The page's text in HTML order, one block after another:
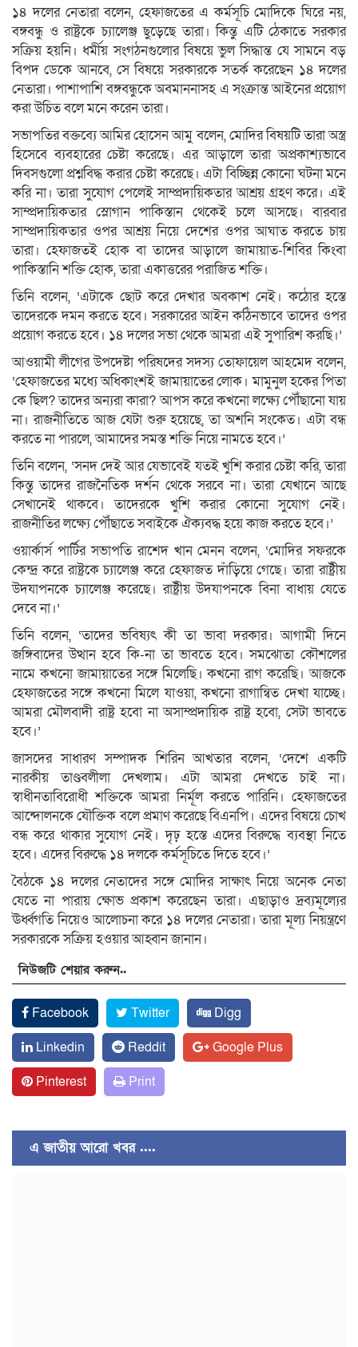
১৪ দলের নেতারা বলেন, হেফাজতের এ কর্মসূচি মোদিকে ঘিরে নয়,
বঙ্গবন্ধু ও রাষ্ট্রকে চ্যালেঞ্জ ছুড়েছে তারা। কিন্তু এটি ঠেকাতে সরকার
সক্রিয় হয়নি। ধর্মীয় সংগঠনগুলোর বিষয়ে ভুল সিদ্ধান্ত যে সামনে বড়
বিপদ ডেকে আনবে, সে বিষয়ে সরকারকে সতর্ক করেছেন ১৪ দলের
নেতারা। পাশাপাশি বঙ্গবন্ধুকে অবমাননাসহ এ সংক্রান্ত আইনের প্রয়োগ
করা উচিত বলে মনে করেন তারা।
সভাপতির বক্তব্যে আমির হোসেন আমু বলেন, মোদির বিষয়টি তারা অস্ত্র
হিসেবে ব্যবহারের চেষ্টা করেছে। এর আড়ালে তারা অপ্রকাশ্যভাবে
দিবসগুলো প্রশ্নবিদ্ধ করার চেষ্টা করেছে। এটা বিচ্ছিন্ন কোনো ঘটনা মনে
করি না। তারা সুযোগ পেলেই সাম্প্রদায়িকতার আশ্রয় গ্রহণ করে। এই
সাম্প্রদায়িকতার স্লোগান পাকিস্তান থেকেই চলে আসছে। বারবার
সাম্প্রদায়িকতার ওপর আশ্রয় নিয়ে দেশের ওপর আঘাত করতে চায়
তারা। হেফাজতই হোক বা তাদের আড়ালে জামায়াত-শিবির কিংবা
পাকিস্তানি শক্তি হোক, তারা একাত্তরের পরাজিত শক্তি।
তিনি বলেন, ‘এটাকে ছোট করে দেখার অবকাশ নেই। কঠোর হস্তে
তাদেরকে দমন করতে হবে। সরকারের আইন কঠিনভাবে তাদের ওপর
প্রয়োগ করতে হবে। ১৪ দলের সভা থেকে আমরা এই সুপারিশ করছি।’
আওয়ামী লীগের উপদেষ্টা পরিষদের সদস্য তোফায়েল আহমেদ বলেন,
‘হেফাজতের মধ্যে অধিকাংশই জামায়াতের লোক। মামুনুল হকের পিতা
কে ছিল? তাদের অন্যরা কারা? আপস করে কখনো লক্ষ্যে পৌঁছানো যায়
না। রাজনীতিতে আজ যেটা শুরু হয়েছে, তা অশনি সংকেত। এটা বন্ধ
করতে না পারলে, আমাদের সমস্ত শক্তি নিয়ে নামতে হবে।’
তিনি বলেন, ‘সনদ দেই আর যেভাবেই যতই খুশি করার চেষ্টা করি, তারা
কিন্তু তাদের রাজনৈতিক দর্শন থেকে সরবে না। তারা যেখানে আছে
সেখানেই থাকবে। তাদেরকে খুশি করার কোনো সুযোগ নেই।
রাজনীতির লক্ষ্যে পৌঁছাতে সবাইকে ঐক্যবদ্ধ হয়ে কাজ করতে হবে।’
ওয়ার্কার্স পার্টির সভাপতি রাশেদ খান মেনন বলেন, ‘মোদির সফরকে
কেন্দ্র করে রাষ্ট্রকে চ্যালেঞ্জ করে হেফাজত দাঁড়িয়ে গেছে। তারা রাষ্ট্রীয়
উদযাপনকে চ্যালেঞ্জ করেছে। রাষ্ট্রীয় উদযাপনকে বিনা বাধায় যেতে
দেবে না।’
তিনি বলেন, ‘তাদের ভবিষ্যৎ কী তা ভাবা দরকার। আগামী দিনে
জঙ্গিবাদের উত্থান হবে কি-না তা ভাবতে হবে। সমঝোতা কৌশলের
নামে কখনো জামায়াতের সঙ্গে মিলেছি। কখনো রাগ করেছি। আজকে
হেফাজতের সঙ্গে কখনো মিলে যাওয়া, কখনো রাগান্বিত দেখা যাচ্ছে।
আমরা মৌলবাদী রাষ্ট্র হবো না অসাম্প্রদায়িক রাষ্ট্র হবো, সেটা ভাবতে
হবে।’
জাসদের সাধারণ সম্পাদক শিরিন আখতার বলেন, ‘দেশে একটি
নারকীয় তাণ্ডবলীলা দেখলাম। এটা আমরা দেখতে চাই না।
স্বাধীনতাবিরোধী শক্তিকে আমরা নির্মূল করতে পারিনি। হেফাজতের
আন্দোলনকে যৌক্তিক বলে প্রমাণ করেছে বিএনপি। এদের বিষয়ে চোখ
বন্ধ করে থাকার সুযোগ নেই। দৃঢ় হস্তে এদের বিরুদ্ধে ব্যবস্থা নিতে
হবে। এদের বিরুদ্ধে ১৪ দলকে কর্মসূচিতে দিতে হবে।’
বৈঠকে ১৪ দলের নেতাদের সঙ্গে মোদির সাক্ষাৎ নিয়ে অনেক নেতা
যেতে না পারায় ক্ষোভ প্রকাশ করেছেন তারা। এছাড়াও দ্রব্যমূল্যের
ঊর্ধ্বগতি নিয়েও আলোচনা করে ১৪ দলের নেতারা। তারা মূল্য নিয়ন্ত্রণে
সরকারকে সক্রিয় হওয়ার আহ্বান জানান।
নিউজটি শেয়ার করুন..
Facebook Twitter
Digg
Linkedin
Reddit
Google Plus
Pinterest
Print
এ জাতীয় আরো খবর ....